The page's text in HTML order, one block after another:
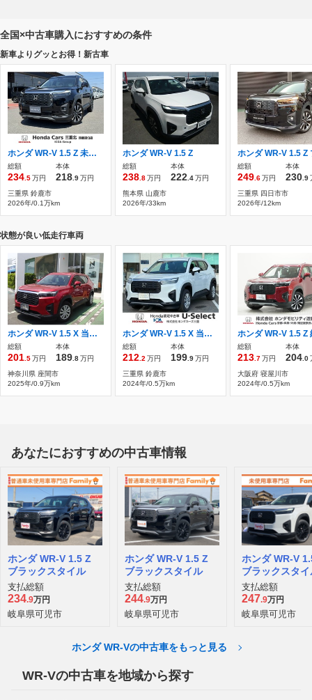
全国×中古車購入におすすめの条件
新車よりグッとお得！新古車
ホンダ WR-V 1.5 Z 未登録新車 ディスプレイオーディオ
総額
234 .5万円
本体
218 .9万円
三重県 鈴鹿市
2026年/0.1万km
ホンダ WR-V 1.5 Z
総額
238 .8万円
本体
222 .4万円
熊本県 山鹿市
2026年/33km
総額
249 .6万円
本体
230 .9
三重県 四日市市
2026年/12km
状態が良い低走行車両
ホンダ WR-V 1.5 X 当社デモカー インターナビ フルセグ
総額
201.5万円
本体
189.8万円
神奈川県 座間市
2025年/0.9万km
ホンダ WR-V 1.5 X 当社デモカー 禁煙車 9インチインターナ
総額
212.2万円
本体
199.9万円
三重県 鈴鹿市
2024年/0.5万km
総額
213.7万円
本体
204.0
大阪府 寝屋川市
2024年/0.5万km
あなたにおすすめの中古車情報
ホンダ WR-V 1.5 Z
ブラックスタイル
支払総額
234.9万円
岐阜県可児市
ホンダ WR-V 1.5 Z
ブラックスタイル
支払総額
244.9万円
岐阜県可児市
ホンダ WR-V
ブラックスタイ
支払総額
247.9万円
岐阜県可児市
ホンダ WR-Vの中古車をもっと見る
WR-Vの中古車を地域から探す